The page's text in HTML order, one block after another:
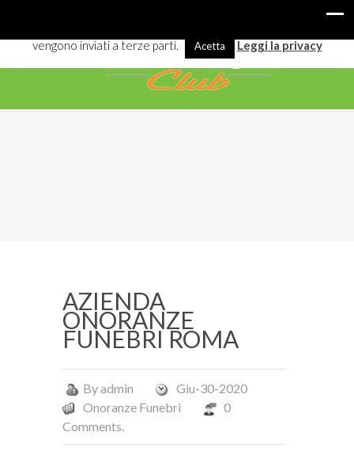
AZIENDA
ONORANZE
FUNEBRI ROMA
Byadmin
Giu-30-2020
Onoranze Funebri
0
Comments.
vengono inviati a terze parti.
Acetta Leggi la privacy